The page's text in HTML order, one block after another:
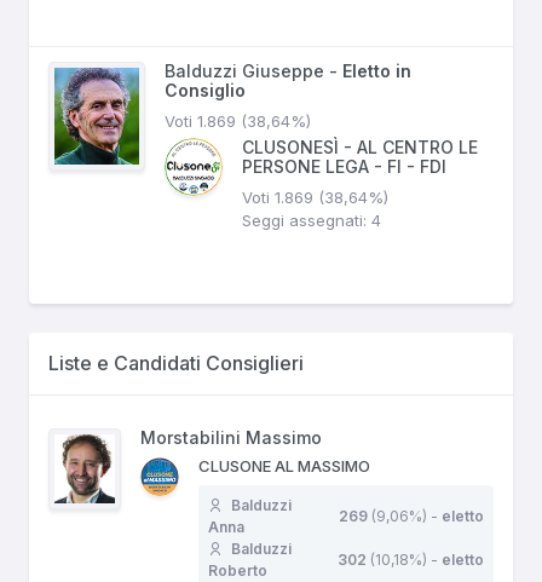
Balduzzi Giuseppe - Eletto in
Consiglio
Voti 1.869 (38,64%)
CLUSONESÌ - AL CENTRO LE
PERSONE LEGA - FI - FDI
Voti 1.869 (38,64%)
Seggi assegnati: 4
Liste e Candidati Consiglieri
Morstabilini Massimo
CLUSONE AL MASSIMO
Balduzzi
Anna
269 (9,06%) - eletto
Balduzzi
Roberto
302 (10,18%) - eletto